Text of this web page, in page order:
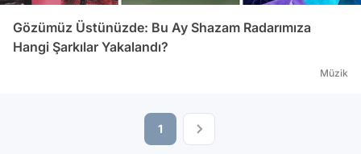
Gözümüz Üstünüzde: Bu Ay Shazam Radarımıza
Hangi Şarkılar Yakalandı?
Müzik
1